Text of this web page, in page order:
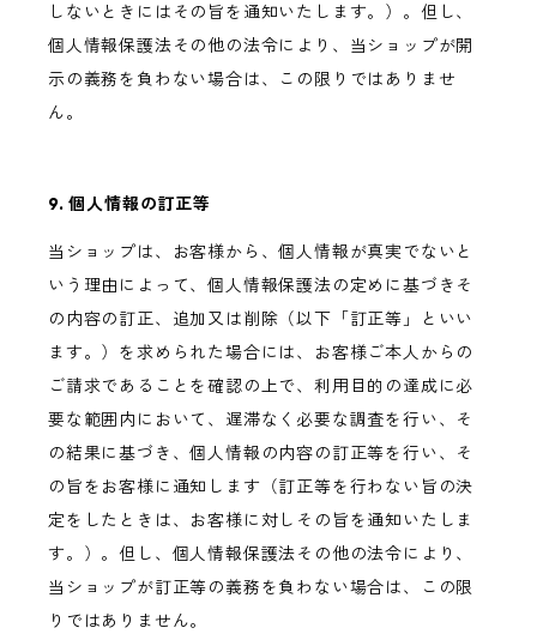
しないときにはその旨を通知いたします。）。但し、
個人情報保護法その他の法令により、当ショップが開
示の義務を負わない場合は、この限りではありませ
ん。
9. 個人情報の訂正等
当ショップは、お客様から、個人情報が真実でないと
いう理由によって、個人情報保護法の定めに基づきそ
の内容の訂正、追加又は削除（以下「訂正等」といい
ます。）を求められた場合には、お客様ご本人からの
ご請求であることを確認の上で、利用目的の達成に必
要な範囲内において、遅滞なく必要な調査を行い、そ
の結果に基づき、個人情報の内容の訂正等を行い、そ
の旨をお客様に通知します（訂正等を行わない旨の決
定をしたときは、お客様に対しその旨を通知いたしま
す。）。但し、個人情報保護法その他の法令により、
当ショップが訂正等の義務を負わない場合は、この限
りではありません。